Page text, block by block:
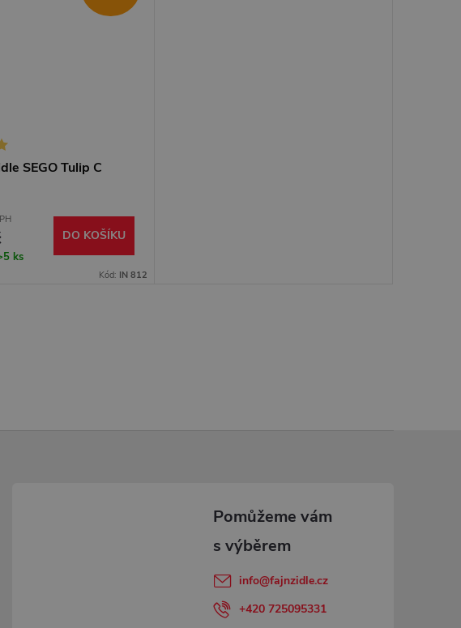
SEGO Tulip C
ks
DO KOŠÍKU
Kód: IN 812
info@fajnzidle.cz
+420 725095331